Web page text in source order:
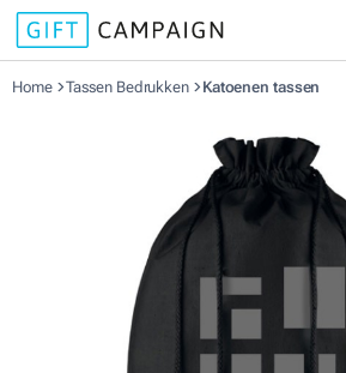
Home Tassen Bedrukken Katoenen tassen